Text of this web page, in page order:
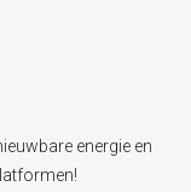
energie en